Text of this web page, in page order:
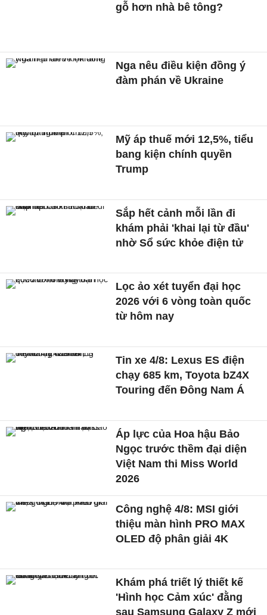
gỗ hơn nhà bê tông?
Nga nêu điều kiện đồng ý
đàm phán về Ukraine
Mỹ áp thuế mới 12,5%, tiểu
bang kiện chính quyền
Trump
Sắp hết cảnh mỗi lần đi
khám phải 'khai lại từ đầu'
nhờ Sổ sức khỏe điện tử
Lọc ảo xét tuyển đại học
2026 với 6 vòng toàn quốc
từ hôm nay
Tin xe 4/8: Lexus ES điện
chạy 685 km, Toyota bZ4X
Touring đến Đông Nam Á
Áp lực của Hoa hậu Bảo
Ngọc trước thềm đại diện
Việt Nam thi Miss World
2026
Công nghệ 4/8: MSI giới
thiệu màn hình PRO MAX
OLED độ phân giải 4K
Khám phá triết lý thiết kế
'Hình học Cảm xúc' đằng
sau Samsung Galaxy Z mới